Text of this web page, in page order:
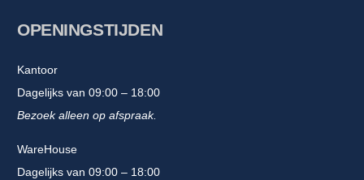
OPENINGSTIJDEN
Kantoor
Dagelijks van 09:00 – 18:00
Bezoek alleen op afspraak.
WareHouse
Dagelijks van 09:00 – 18:00